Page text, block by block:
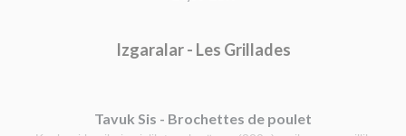
Izgaralar - Les Grillades
Tavuk Sis - Brochettes de poulet